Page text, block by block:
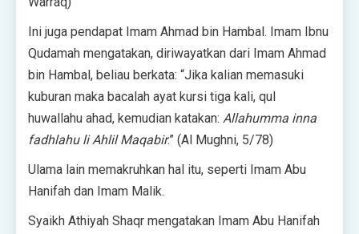
Ini juga pendapat Imam Ahmad bin Hambal. Imam Ibnu
Qudamah mengatakan, diriwayatkan dari Imam Ahmad
bin Hambal, beliau berkata: “Jika kalian memasuki
kuburan maka bacalah ayat kursi tiga kali, qul
huwallahu ahad, kemudian katakan: Allahumma inna
fadhlahu li Ahlil Maqabir.” (Al Mughni, 5/78)
Ulama lain memakruhkan hal itu, seperti Imam Abu
Hanifah dan Imam Malik.
Syaikh Athiyah Shaqr mengatakan Imam Abu Hanifah